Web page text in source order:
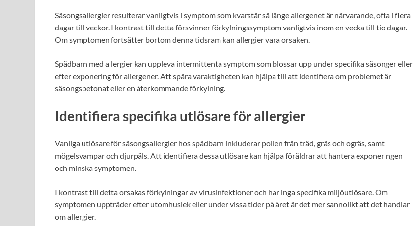
Säsongsallergier resulterar vanligtvis i symptom som kvarstår så länge allergenet är närvarande, ofta i flera
dagar till veckor. I kontrast till detta försvinner förkylningssymptom vanligtvis inom en vecka till tio dagar.
Om symptomen fortsätter bortom denna tidsram kan allergier vara orsaken.
Spädbarn med allergier kan uppleva intermittenta symptom som blossar upp under specifika säsonger eller
efter exponering för allergener. Att spåra varaktigheten kan hjälpa till att identifiera om problemet är
säsongsbetonat eller en återkommande förkylning.
Identifiera specifika utlösare för allergier
Vanliga utlösare för säsongsallergier hos spädbarn inkluderar pollen från träd, gräs och ogräs, samt
mögelsvampar och djurpäls. Att identifiera dessa utlösare kan hjälpa föräldrar att hantera exponeringen
och minska symptomen.
I kontrast till detta orsakas förkylningar av virusinfektioner och har inga specifika miljöutlösare. Om
symptomen uppträder efter utomhuslek eller under vissa tider på året är det mer sannolikt att det handlar
om allergier.